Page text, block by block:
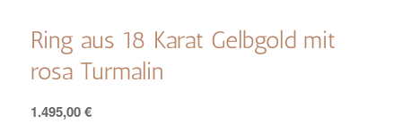
Ring aus 18 Karat Gelbgold mit
rosa Turmalin
1.495,00€